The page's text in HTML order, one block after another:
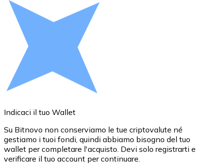
Bonifico SEPA
Aggiungi fondi al tuo conto Bitnovo o fai acquisti
Acquista con bonifico bancario
Carta di credito / debito
Usa le carte Visa e Mastercard per acquistare
Negozio - Carte regalo
Nuovo
Acquista gift card dei tuoi marchi preferiti con
Indicaci il tuo Wallet
Su Bitnovo non conserviamo le tue criptovalute né
gestiamo i tuoi fondi, quindi abbiamo bisogno del tuo
wallet per completare l'acquisto. Devi solo registrarti e
verificare il tuo account per continuare.